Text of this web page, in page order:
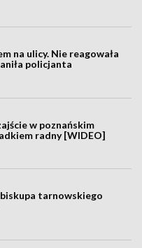
na ulicy. Nie reagowała
policjanta
w poznańskim
radny [WIDEO]
tarnowskiego